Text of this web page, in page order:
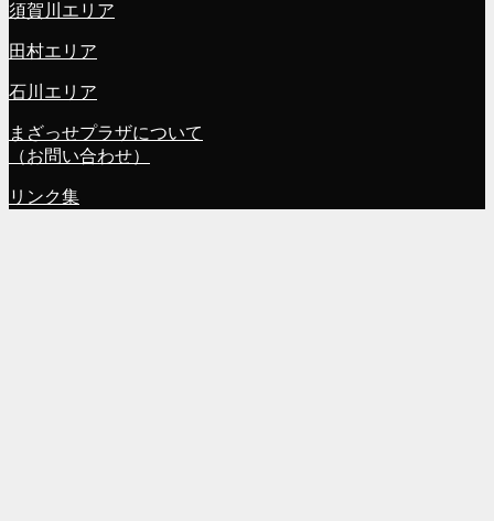
須賀川エリア
田村エリア
石川エリア
まざっせプラザについて
（お問い合わせ）
リンク集